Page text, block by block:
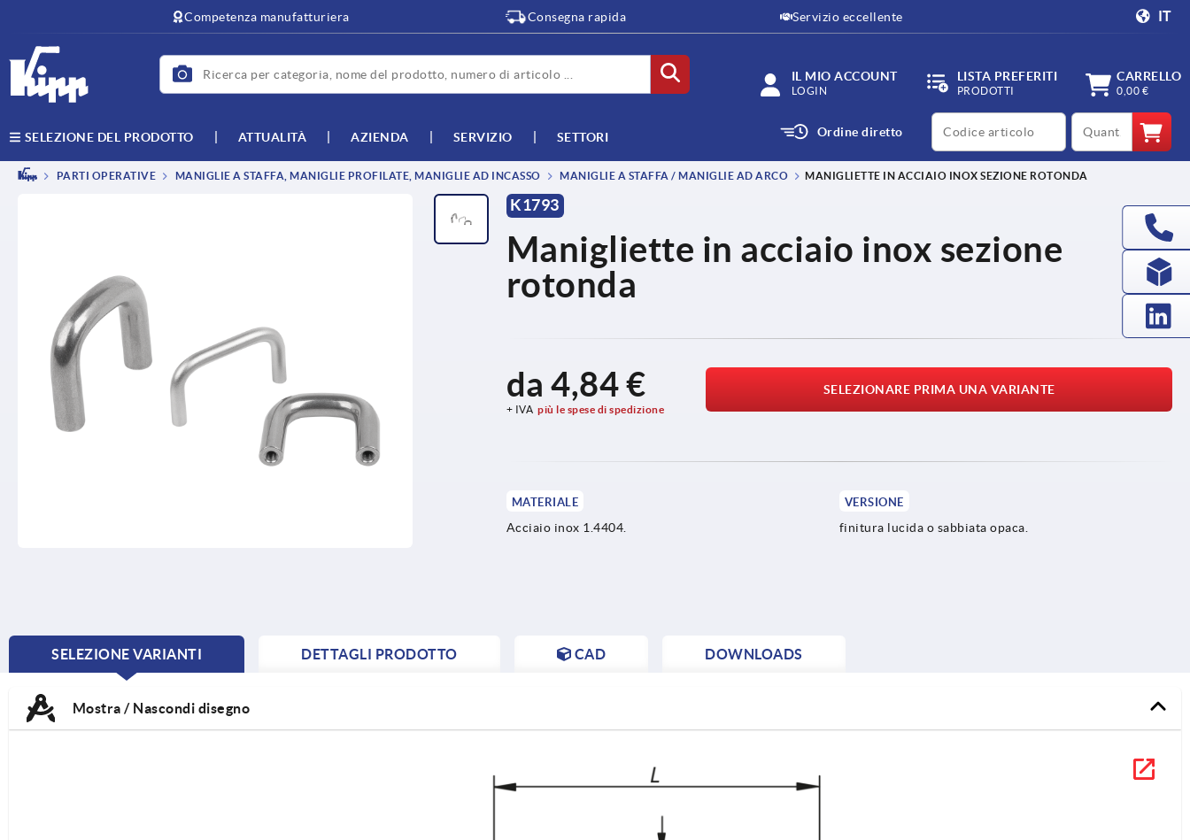
Competenza manufatturiera Consegna rapida Servizio eccellente IT
IL MIO ACCOUNT
LOGIN
LISTA PREFERITI
PRODOTTI
CARRELLO
0,00 €
SELEZIONE DEL PRODOTTO ATTUALITÀ AZIENDA SERVIZIO SETTORI Ordine diretto
productCode qty
PARTI OPERATIVE MANIGLIE A STAFFA, MANIGLIE PROFILATE, MANIGLIE AD INCASSO MANIGLIE A STAFFA / MANIGLIE AD ARCO MANIGLIETTE IN ACCIAIO INOX SEZIONE ROTONDA
K1793
Manigliette in acciaio inox sezione
rotonda
da4,84 €
+ IVA più le spese di spedizione
SELEZIONARE PRIMA UNA VARIANTE
MATERIALE
Acciaio inox 1.4404.
VERSIONE
finitura lucida o sabbiata opaca.
SELEZIONE VARIANTI
CURRENT
DETTAGLI PRODOTTO CAD DOWNLOADS
Mostra / Nascondi disegno